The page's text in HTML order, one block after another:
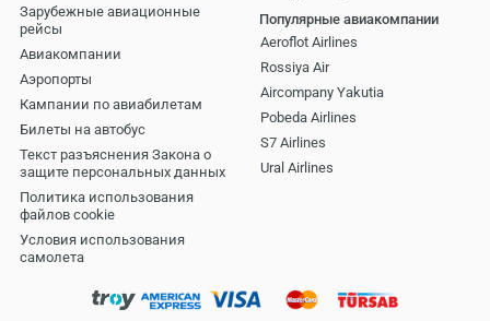
Зарубежные авиационные
рейсы
Авиакомпании
Аэропорты
Кампании по авиабилетам
Билеты на автобус
Текст разъяснения Закона о
защите персональных данных
Политика использования
файлов cookie
Условия использования
самолета
Популярные авиакомпании
Aeroflot Airlines
Rossiya Air
Aircompany Yakutia
Pobeda Airlines
S7 Airlines
Ural Airlines